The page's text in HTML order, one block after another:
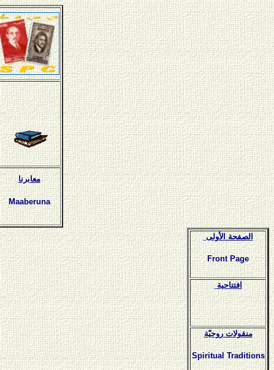
معابرنا
Maaberuna
الصفحة الأولى
Front Page
افتتاحية
منقولات روحيّة
Spiritual Traditions